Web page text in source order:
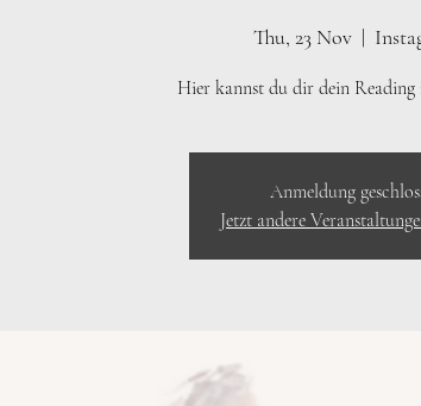
Thu, 23 Nov
  |
Hier kannst du dir dein Reading
Anmeldung
Jetzt andere